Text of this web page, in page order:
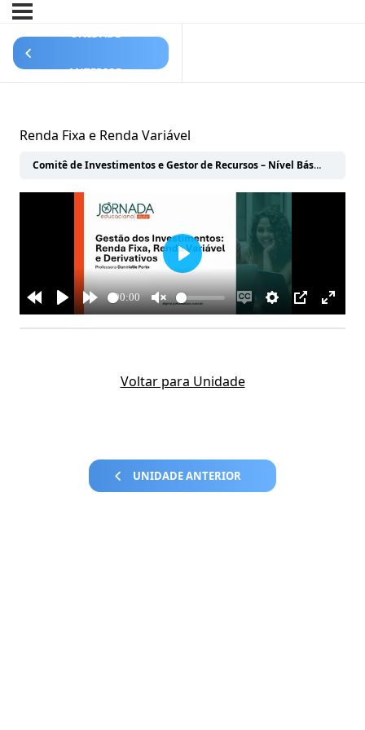
UNIDADE
ANTERIOR
Renda Fixa e Renda Variável
Comitê de Investimentos e Gestor de Recursos – Nível Básico
UNIDADE ANTERIOR
Voltar para Unidade